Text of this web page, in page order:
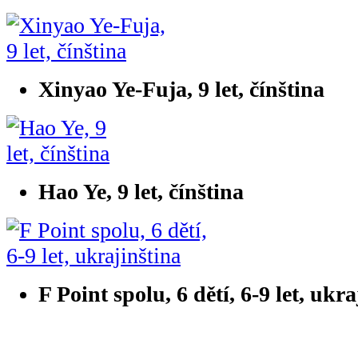
Xinyao Ye-Fuja, 9 let, čínština
Hao Ye, 9 let, čínština
F Point spolu, 6 dětí, 6-9 let,